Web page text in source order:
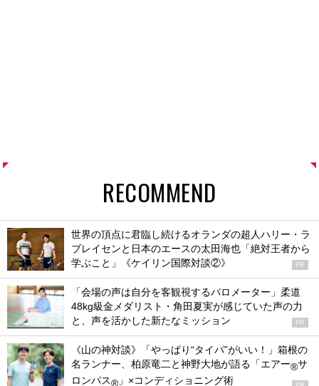
RECOMMEND
世界の頂点に君臨し続けるオランダの超人ハリー・ラ
ブレイセンと日本のエースの太田海也「絶対王者から
学ぶこと」《ケイリン国際対談②》
PR
「会場の声は自分を客観視するバロメーター」柔道
48kg級金メダリスト・角田夏実が感じていた声の力
と、声を活かした新たなミッション
PR
《山の神対談》「やっぱり“タイパ”がいい！」箱根の
名ランナー、柏原竜二と神野大地が語る「エアー®サ
ロンパス® 」×コンディショニング術